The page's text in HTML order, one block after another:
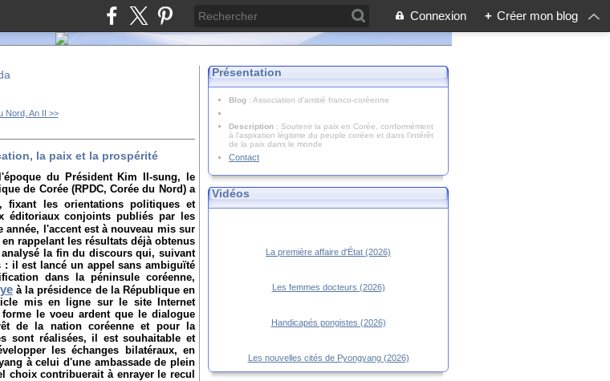
Connexion + Créer mon blog
Nord, An II >>
la paix et la prospérité
du Président Kim Il-sung, le
de Corée (RPDC, Corée du Nord) a
fixant les orientations politiques et
éditoriaux conjoints publiés par les
année, l'accent est à nouveau mis sur
rappelant les résultats déjà obtenus
la fin du discours qui, suivant
: il est lancé un appel sans ambiguïté
dans la péninsule coréenne,
à la présidence de la République en
mis en ligne sur le site Internet
le voeu ardent que le dialogue
de la nation coréenne et pour la
sont réalisées, il est souhaitable et
les échanges bilatéraux, en
à celui d'une ambassade de plein
choix contribuerait à enrayer le recul
Présentation
Blog : Association d'amitié franco-coréenne
Description : Soutenir la paix en Corée, conformément
à l'aspiration légitime du peuple coréen et dans l’intérêt
de la paix dans le monde
Contact
Vidéos
La première affaire d'État (2026)
Les femmes docteurs (2026)
Handicapés pongistes (2026)
Les nouvelles cités de Pyongyang (2026)